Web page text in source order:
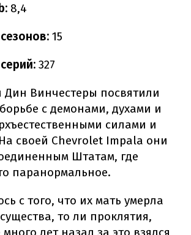
8,4
15
327
Дин Винчестеры посвятили
с демонами, духами и
силами и
своей Chevrolet Impala они
Штатам, где
паранормальное.
с того, что их мать умерла
то ли проклятия,
лет назад за это взялся